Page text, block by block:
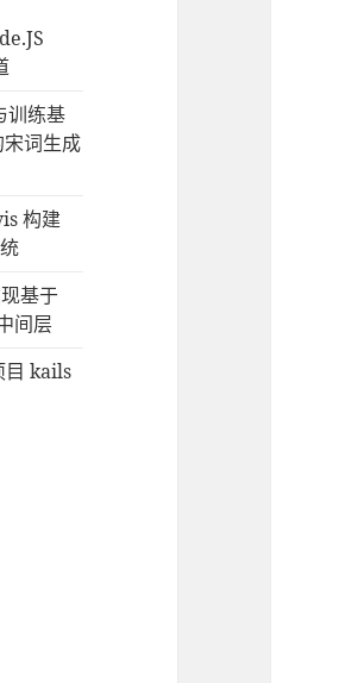
训练基
词生成
构建
基于
间层
目 kails